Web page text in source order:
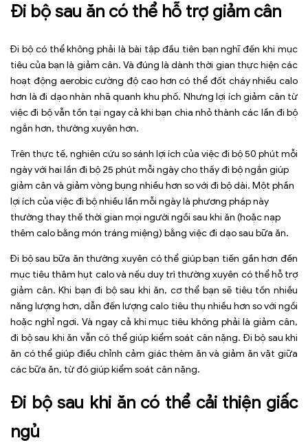
Đi bộ sau ăn có thể hỗ trợ giảm cân
Đi bộ có thể không phải là bài tập đầu tiên bạn nghĩ đến khi mục
tiêu của bạn là giảm cân. Và đúng là dành thời gian thực hiện các
hoạt động aerobic cường độ cao hơn có thể đốt cháy nhiều calo
hơn là đi dạo nhàn nhã quanh khu phố. Nhưng lợi ích giảm cân từ
việc đi bộ vẫn tồn tại ngay cả khi bạn chia nhỏ thành các lần đi bộ
ngắn hơn, thường xuyên hơn.
Trên thực tế, nghiên cứu so sánh lợi ích của việc đi bộ 50 phút mỗi
ngày với hai lần đi bộ 25 phút mỗi ngày cho thấy đi bộ ngắn giúp
giảm cân và giảm vòng bụng nhiều hơn so với đi bộ dài. Một phần
lợi ích của việc đi bộ nhiều lần mỗi ngày là phương pháp này
thường thay thế thời gian mọi người ngồi sau khi ăn (hoặc nạp
thêm calo bằng món tráng miệng) bằng việc đi dạo sau bữa ăn.
Đi bộ sau bữa ăn thường xuyên có thể giúp bạn tiến gần hơn đến
mục tiêu thâm hụt calo và nếu duy trì thường xuyên có thể hỗ trợ
giảm cân. Khi bạn đi bộ sau khi ăn, cơ thể bạn sẽ tiêu tốn nhiều
năng lượng hơn, dẫn đến lượng calo tiêu thụ nhiều hơn so với ngồi
hoặc nghỉ ngơi. Và ngay cả khi mục tiêu không phải là giảm cân,
đi bộ sau khi ăn vẫn có thể giúp kiểm soát cân nặng. Đi bộ sau khi
ăn có thể giúp điều chỉnh cảm giác thèm ăn và giảm ăn vặt giữa
các bữa ăn, từ đó giúp kiểm soát cân nặng.
Đi bộ sau khi ăn có thể cải thiện giấc
ngủ